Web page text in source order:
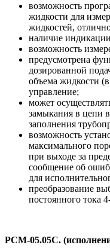
возможность
жидкости для
жидкостей,
наличие
возможность
предусмотрена
дозированной
объема жидкости
управление;
может
замыкания в цепи
заполнения
возможность
максимального
при выходе за
сообщение об
для
преобразование
постоянного тока
РСМ-05.05С.